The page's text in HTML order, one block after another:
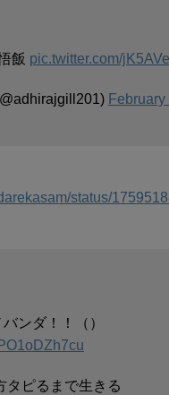
飯 pic.twitter.com/
status/
ンダ！！（）
タピるまで生きる